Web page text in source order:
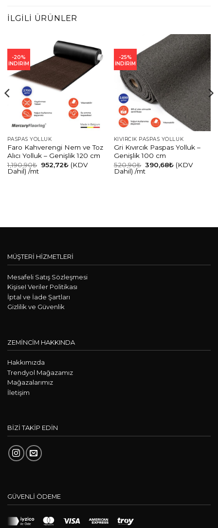
İLGILI ÜRÜNLER
-20%
İNDİRİM
PASPAS YOLLUK
Faro Kahverengi Nem ve Toz
Alıcı Yolluk – Genişlik 120 cm
1,190,90₺ 952,72₺ (KDV
Dahil) /mt
-25%
İNDİRİM
KIVIRCIK PASPAS YOLLUK
Gri Kıvırcık Paspas Yolluk –
Genişlik 100 cm
520,90₺ 390,68₺ (KDV
Dahil) /mt
MÜŞTERİ HİZMETLERİ
Mesafeli Satış Sözleşmesi
KişiseI Veriler Politikası
İptal ve İade Şartları
Gizlilik ve Güvenlik
ZEMİNCİM HAKKINDA
Hakkımızda
Trendyol Mağazamız
Mağazalarımız
İletişim
BİZİ TAKİP EDİN
GÜVENLİ ÖDEME